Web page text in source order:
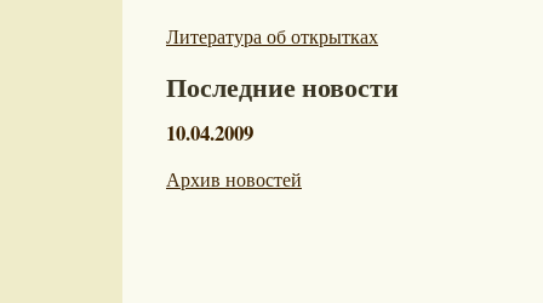
Литература об открытках
Последние новости
10.04.2009
Архив новостей